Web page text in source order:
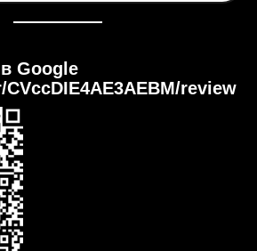
в Google
review